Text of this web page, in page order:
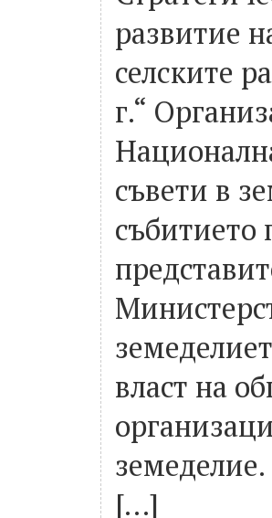
развитие
селските
г.“
съвети в
събитието
власт на
[…]